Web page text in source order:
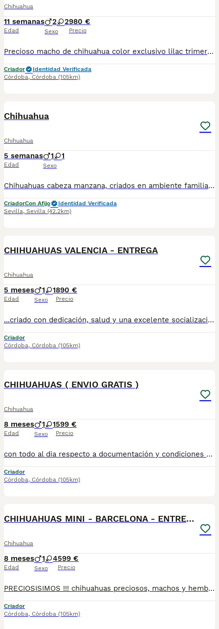
Chihuahua
11 semanas
Edad
2 2
Sexo
980 €
Precio
Precioso macho de chihuahua color exclusivo lilac trimerle chocolate. Solo queda un macho trimerle lilac Se entrega con vacuna desparasitados y con cartilla veterinaria y contrato de compraventa criados en familia con niños y gatos . Chip incluido y IVA en el precio. Criados con mucho amor y cariño 🚨Recogida en Córdoba 🚨
Criador
Identidad Verificada
Córdoba, Córdoba (105km)
Chihuahua
Chihuahua
5 semanas
Edad
1 1
Sexo
Chihuahuas cabeza manzana, criados en ambiente familiar, cachorros sanos y de calidad, vacunados y desparasitados. No dude en ponerse en contacto para más información.
CriadorCon Afijo
Identidad Verificada
Sevilla, Sevilla (42.2km)
CHIHUAHUAS VALENCIA - ENTREGA
Chihuahua
5 meses
Edad
1 1
Sexo
890 €
Precio
...criado con dedicación, salud y una excelente socialización desde sus primeras semanas de vida, estaremos encantados de ayudarte. 🚚 Realizamos entregas en toda España, con especial frecuencia en **Andalucía**: Sevilla, Málaga, Cádiz, Córdoba, Granada, Jaén, Huelva y Almería. También entregamos habitualmente en Marbella, Jerez de la Frontera, Estepona, Fuengirola, Benalmádena, Mijas, Dos Hermanas y cualquier punto de España. **Entrega 100% a contrarreembolso.** No tendrás que adelantar el importe del cachorro. Lo recibirás en la puerta de tu casa mediante transporte especializado y podrás comprobar que todo está correcto antes de realizar el pago. Nuestros cachorros se entregan: ✅ Vacunados y desparasitados según su edad. ✅ Con microchip, cartilla veterinaria y documentación al día. ✅ Revisados veterinariamente antes de salir de nuestras instalaciones. ✅ Procedentes de excelentes líneas, seleccionadas por salud, carácter y morfología. ✅ Perfectamente socializados y acostumbrados al contacto diario con personas. ✅ Iniciados en el aprendizaje para hacer sus necesidades sobre empapador, facilitando su adaptación al nuevo hogar. ✅ Con asesoramiento personalizado antes y después de la entrega. Nuestro objetivo no es vender un cachorro más. Queremos que cada familia reciba un compañero sano, equilibrado y criado con el máximo cuidado desde el primer día. 📩 Si deseas fotografías, vídeos o más información, escríbenos por privado. Estaremos encantados de ayudarte a encontrar el compañero perfecto670864332 . . ..
Criador
Córdoba, Córdoba (105km)
CHIHUAHUAS ( ENVIO GRATIS )
Chihuahua
8 meses
Edad
1 1
Sexo
599 €
Precio
con todo al dia respecto a documentación y condiciones sanitarias , tanto así que hacemos entregas totalmente personalizadas y sin un euro por adelantado , obtenerse personas no aptas para tener perros , solo personas responsables. hacemos entregas a toda ESPAÑA . mas info 670864332
Criador
Córdoba, Córdoba (105km)
CHIHUAHUAS MINI - BARCELONA - ENTREGA
Chihuahua
8 meses
Edad
1 4
Sexo
599 €
Precio
PRECIOSISIMOS !!! chihuahuas preciosos, machos y hembras disponibles , se entregan con todo al dia respecto a documentación y condiciones sanitarias , tanto así que hacemos entregas totalmente personalizadas y sin un euro por adelantado , obtenerse personas no aptas para tener perros , solo personas responsables. hacemos entregas a toda ESPAÑA . mas info 670864332
Criador
Córdoba, Córdoba (105km)